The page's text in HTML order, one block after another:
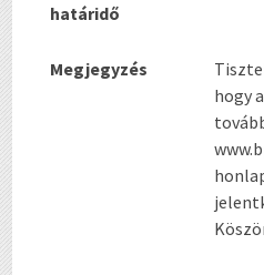
határidő
Megjegyzés
hogy